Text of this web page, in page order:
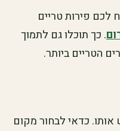
לכם פירות טריים
. כך תוכלו גם לתמוך
הטריים ביותר.
כדאי לבחור מקום